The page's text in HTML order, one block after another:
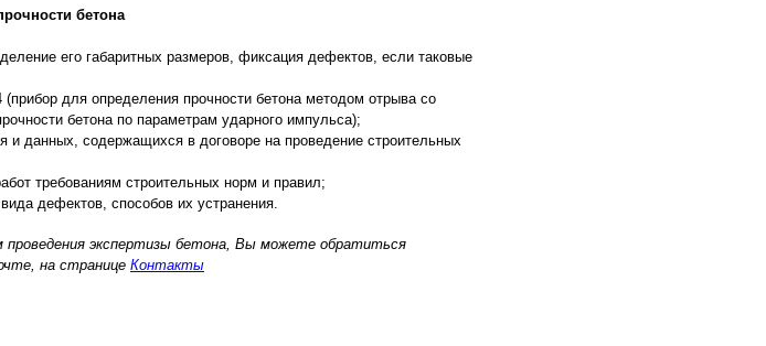
бетона
его габаритных размеров, фиксация дефектов, если таковые
для определения прочности бетона методом отрыва со
бетона по параметрам ударного импульса);
и данных, содержащихся в договоре на проведение строительных
требованиям строительных норм и правил;
дефектов, способов их устранения.
проведения экспертизы бетона, Вы можете обратиться
на странице Контакты